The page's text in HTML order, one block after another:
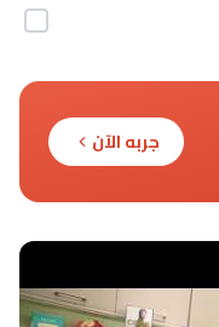
جربه الآن